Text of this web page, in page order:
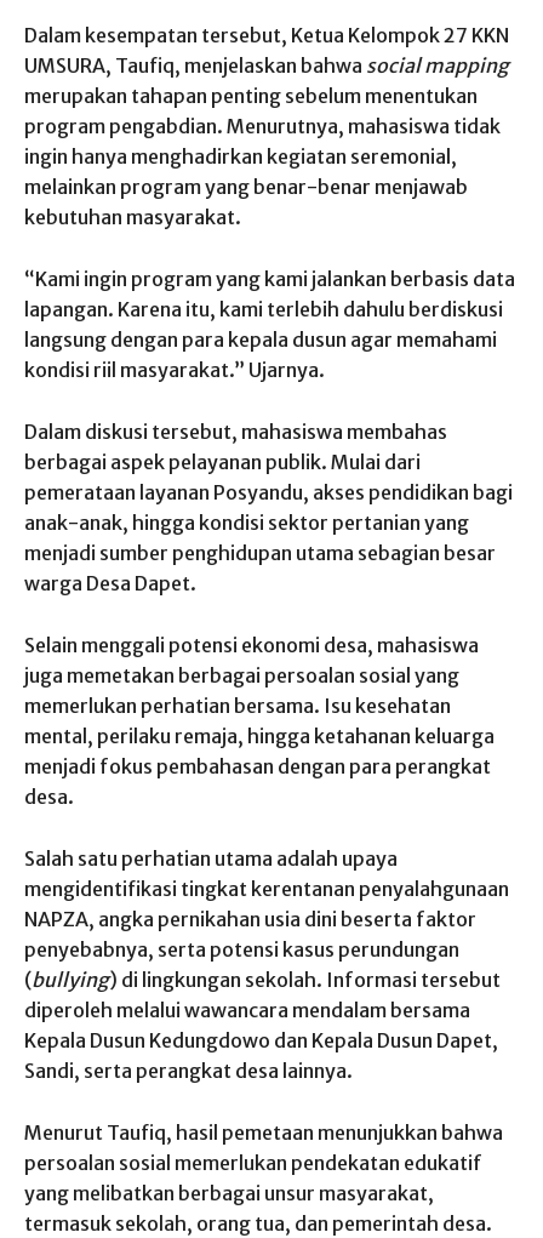
Dalam kesempatan tersebut, Ketua Kelompok 27 KKN
UMSURA, Taufiq, menjelaskan bahwa social mapping
merupakan tahapan penting sebelum menentukan
program pengabdian. Menurutnya, mahasiswa tidak
ingin hanya menghadirkan kegiatan seremonial,
melainkan program yang benar-benar menjawab
kebutuhan masyarakat.
“Kami ingin program yang kami jalankan berbasis data
lapangan. Karena itu, kami terlebih dahulu berdiskusi
langsung dengan para kepala dusun agar memahami
kondisi riil masyarakat.” Ujarnya.
Dalam diskusi tersebut, mahasiswa membahas
berbagai aspek pelayanan publik. Mulai dari
pemerataan layanan Posyandu, akses pendidikan bagi
anak-anak, hingga kondisi sektor pertanian yang
menjadi sumber penghidupan utama sebagian besar
warga Desa Dapet.
Selain menggali potensi ekonomi desa, mahasiswa
juga memetakan berbagai persoalan sosial yang
memerlukan perhatian bersama. Isu kesehatan
mental, perilaku remaja, hingga ketahanan keluarga
menjadi fokus pembahasan dengan para perangkat
desa.
Salah satu perhatian utama adalah upaya
mengidentifikasi tingkat kerentanan penyalahgunaan
NAPZA, angka pernikahan usia dini beserta faktor
penyebabnya, serta potensi kasus perundungan
(bullying) di lingkungan sekolah. Informasi tersebut
diperoleh melalui wawancara mendalam bersama
Kepala Dusun Kedungdowo dan Kepala Dusun Dapet,
Sandi, serta perangkat desa lainnya.
Menurut Taufiq, hasil pemetaan menunjukkan bahwa
persoalan sosial memerlukan pendekatan edukatif
yang melibatkan berbagai unsur masyarakat,
termasuk sekolah, orang tua, dan pemerintah desa.